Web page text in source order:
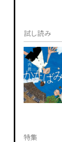
試し読み
特集